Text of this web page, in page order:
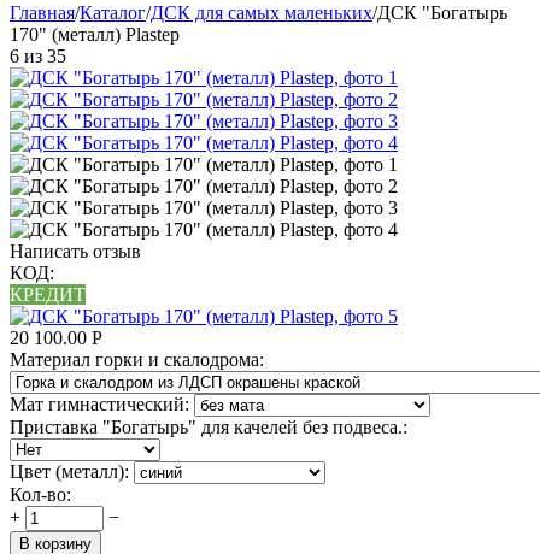
Главная/Каталог/ДСК для самых маленьких/ДСК "Богатырь
170" (металл) Plastep
6 из 35
Написать отзыв
КОД:
КРЕДИТ
20 100.00 Р
Материал горки и скалодрома:
Мат гимнастический:
Приставка "Богатырь" для качелей без подвеса.:
Цвет (металл):
Кол-во:
+
−
В корзину